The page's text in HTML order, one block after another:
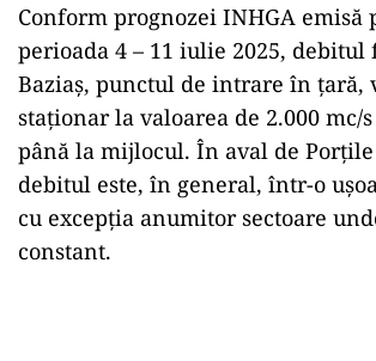
Conform prognozei INHGA emisă
perioada 4 – 11 iulie 2025,
Baziaș, punctul de intrare în țară,
staționar la valoarea de 2.000 mc/
până la mijlocul. În aval de Porțile
debitul este, în general, într-o
cu excepția anumitor sectoare
constant.